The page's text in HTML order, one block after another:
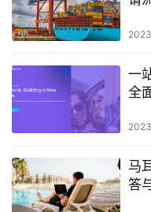
一
全
马
答